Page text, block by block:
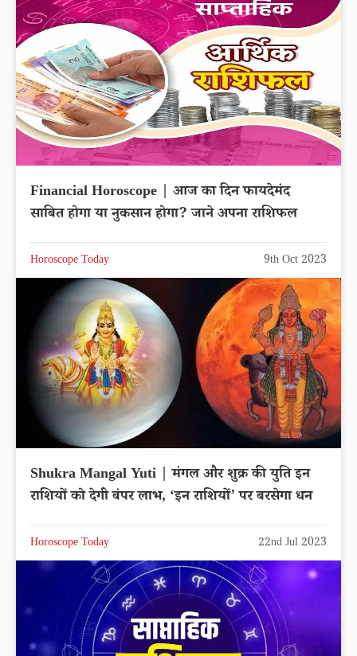
Financial Horoscope | आज का दिन फायदेमंद
साबित होगा या नुकसान होगा? जाने अपना राशिफल
Horoscope Today 9th Oct 2023
Shukra Mangal Yuti | मंगल और शुक्र की युति इन
राशियों को देगी बंपर लाभ, ‘इन राशियों’ पर बरसेगा धन
Horoscope Today 22nd Jul 2023